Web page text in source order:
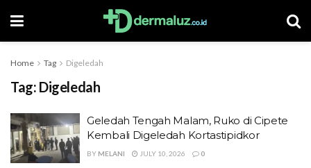
Home Tag Digeledah
Tag: Digeledah
Geledah Tengah Malam, Ruko di Cipete
Kembali Digeledah Kortastipidkor
BY MELANI JULY 10, 2026 0